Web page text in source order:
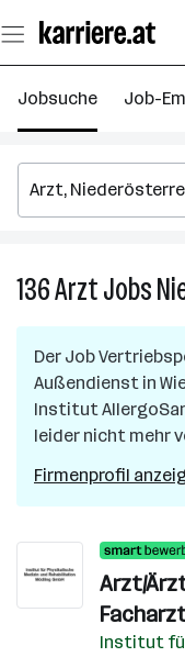
Seiteninhalt
springen
Jobsuche Job-
136ArztJobs
Der Job
Außendienst in
Institut
leider nicht mehr
Firmenprofil
Arzt/
Institut